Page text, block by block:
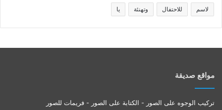
لاسم للاحتفال وتهنئة يا
مواقع صديقة
تركيب الوجوه على الصور - الكتابة على الصور - فريمات للصور